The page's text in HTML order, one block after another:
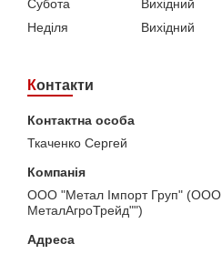
Субота
Вихідний
Неділя
Вихідний
Контакти
Ткаченко Сергей
ООО "Метал Імпорт Груп" (ООО
МеталАгроТрейд"")